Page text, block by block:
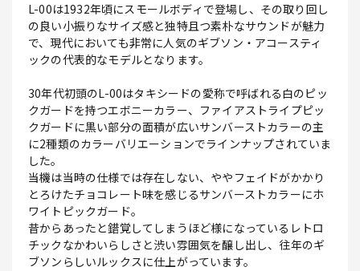
L-00は1932年頃にスモールボディで登場し、その取り回し
の良い小振りなサイズ感と独特且つ素朴なサウンドが魅力
で、現代においても非常に人気のギブソン・アコースティ
ックの代表的なモデルとなります。
30年代初頭のL-00はタキシードの愛称で呼ばれる白のピッ
クガードを持つエボニーカラー、ファイアストライプピッ
クガードに黒い部分の面積が広いサンバーストカラーの主
に2種類のカラーバリエーションでラインナップされていま
した。
当機は当時の仕様では存在しない、ややフェイドがかかり
とろけたチョコレート味を感じるサンバーストカラーにホ
ワイトピックガード。
昔からあったと錯覚してしまうほど様になっているレトロ
チックなかわいらしさと渋い雰囲気を醸し出し、往年のギ
ブソンらしいルックスに仕上がっています。